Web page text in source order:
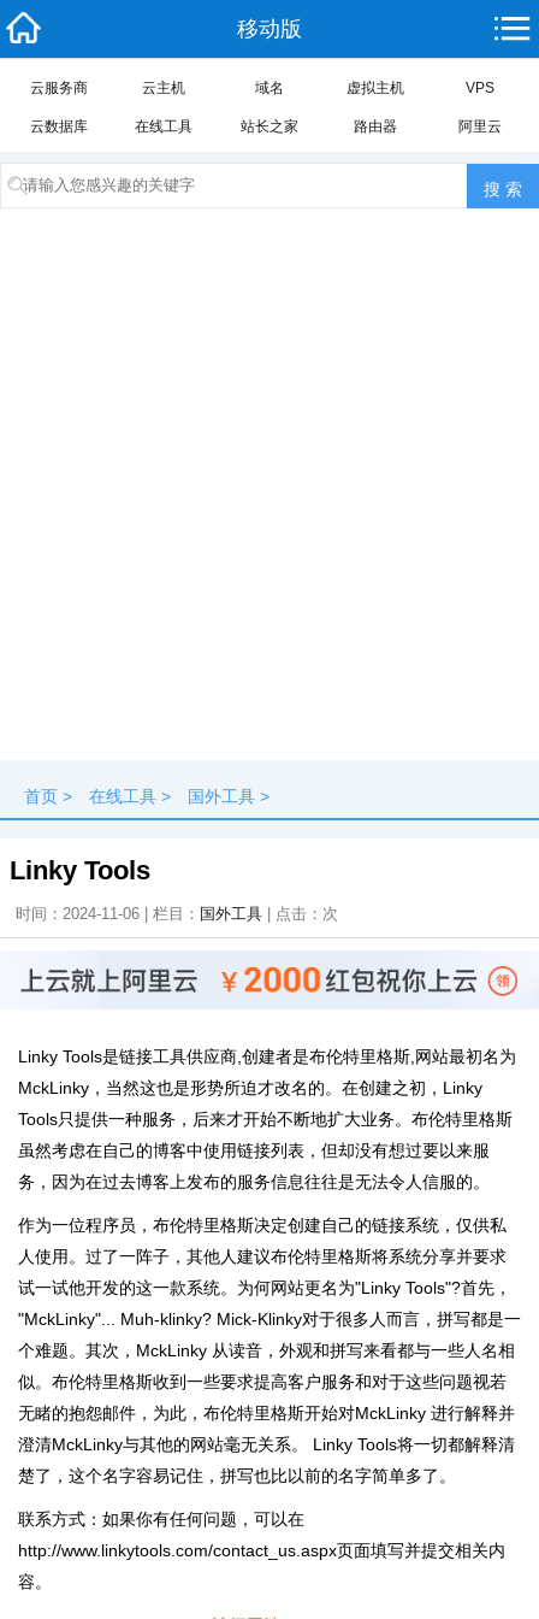
移动版
云服务商 云主机 域名 虚拟主机 VPS
云数据库 在线工具 站长之家 路由器 阿里云
首页 > 在线工具 > 国外工具 >
Linky Tools
时间：2024-11-06 | 栏目： 国外工具 | 点击： 次
Linky Tools是链接工具供应商,创建者是布伦特里格斯,网站最初名为
MckLinky，当然这也是形势所迫才改名的。在创建之初，Linky
Tools只提供一种服务，后来才开始不断地扩大业务。布伦特里格斯
虽然考虑在自己的博客中使用链接列表，但却没有想过要以来服
务，因为在过去博客上发布的服务信息往往是无法令人信服的。
作为一位程序员，布伦特里格斯决定创建自己的链接系统，仅供私
人使用。过了一阵子，其他人建议布伦特里格斯将系统分享并要求
试一试他开发的这一款系统。为何网站更名为"Linky Tools"?首先，
"MckLinky"... Muh-klinky? Mick-Klinky对于很多人而言，拼写都是一
个难题。其次，MckLinky 从读音，外观和拼写来看都与一些人名相
似。布伦特里格斯收到一些要求提高客户服务和对于这些问题视若
无睹的抱怨邮件，为此，布伦特里格斯开始对MckLinky 进行解释并
澄清MckLinky与其他的网站毫无关系。 Linky Tools将一切都解释清
楚了，这个名字容易记住，拼写也比以前的名字简单多了。
联系方式：如果你有任何问题，可以在
http://www.linkytools.com/contact_us.aspx页面填写并提交相关内
容。